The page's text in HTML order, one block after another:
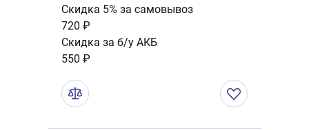
Скидка 5% за самовывоз
720 ₽
Скидка за б/у АКБ
550 ₽